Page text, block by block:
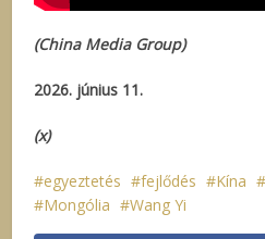
(China Media Group)
2026. június 11.
(x)
egyeztetés fejlődés Kína
Mongólia
Wang Yi